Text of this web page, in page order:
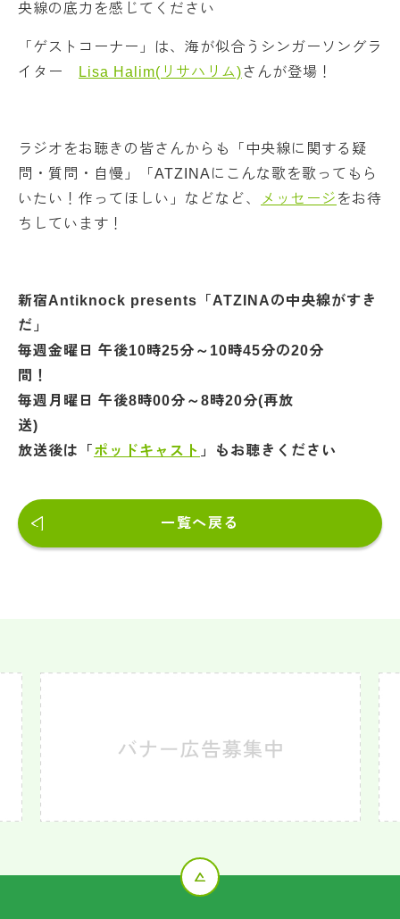
央線の底力を感じてください
「ゲストコーナー」は、海が似合うシンガーソングラ
イター
Lisa Halim(リサハリム)さんが登場！
ラジオをお聴きの皆さんからも「中央線に関する疑
問・質問・自慢」「ATZINAにこんな歌を歌ってもら
いたい！作ってほしい」などなど、
メッセージ をお待
ちしています！
新宿Antiknock presents「ATZINAの中央線がすき
だ」
毎週金曜日 午後10時25分～10時45分の20分
毎週月曜日 午後8時00分～8時20分(再放
放送後は「 ポッドキャスト 」もお聴きください
一覧へ戻る